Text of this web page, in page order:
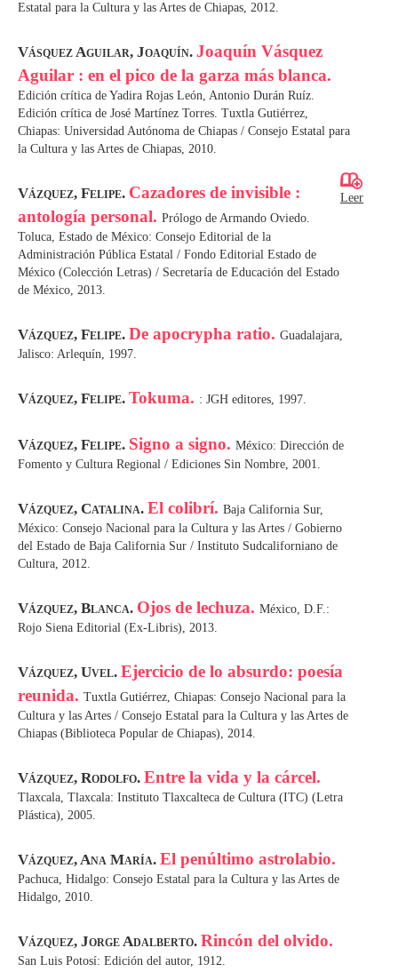
Estatal para la Cultura y las Artes de Chiapas, 2012.
Vásquez Aguilar, Joaquín. Joaquín Vásquez
Aguilar : en el pico de la garza más blanca.
Edición crítica de Yadira Rojas León, Antonio Durán Ruíz.
Edición crítica de José Martínez Torres. Tuxtla Gutiérrez,
Chiapas: Universidad Autónoma de Chiapas / Consejo Estatal para
la Cultura y las Artes de Chiapas, 2010.
Vázquez, Felipe. Cazadores de invisible :
antología personal. Prólogo de Armando Oviedo.
Toluca, Estado de México: Consejo Editorial de la
Administración Pública Estatal / Fondo Editorial Estado de
México (Colección Letras) / Secretaría de Educación del Estado
de México, 2013.
Leer
Vázquez, Felipe. De apocrypha ratio. Guadalajara,
Jalisco: Arlequín, 1997.
Vázquez, Felipe. Tokuma. : JGH editores, 1997.
Vázquez, Felipe. Signo a signo. México: Dirección de
Fomento y Cultura Regional / Ediciones Sin Nombre, 2001.
Vázquez, Catalina. El colibrí. Baja California Sur,
México: Consejo Nacional para la Cultura y las Artes / Gobierno
del Estado de Baja California Sur / Instituto Sudcaliforniano de
Cultura, 2012.
Vázquez, Blanca. Ojos de lechuza. México, D.F.:
Rojo Siena Editorial (Ex-Libris), 2013.
Vázquez, Uvel. Ejercicio de lo absurdo: poesía
reunida. Tuxtla Gutiérrez, Chiapas: Consejo Nacional para la
Cultura y las Artes / Consejo Estatal para la Cultura y las Artes de
Chiapas (Biblioteca Popular de Chiapas), 2014.
Vázquez, Rodolfo. Entre la vida y la cárcel.
Tlaxcala, Tlaxcala: Instituto Tlaxcalteca de Cultura (ITC) (Letra
Plástica), 2005.
Vázquez, Ana María. El penúltimo astrolabio.
Pachuca, Hidalgo: Consejo Estatal para la Cultura y las Artes de
Hidalgo, 2010.
Vázquez, Jorge Adalberto. Rincón del olvido.
San Luis Potosí: Edición del autor, 1912.